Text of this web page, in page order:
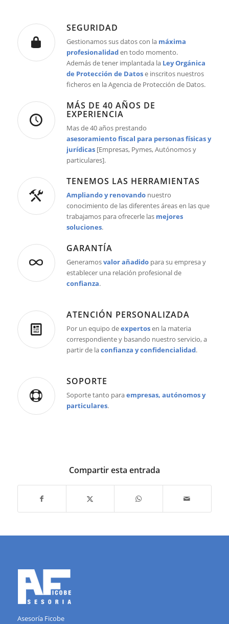
SEGURIDAD
Gestionamos sus datos con la máxima
profesionalidaden todo momento.
Además de tener implantada la Ley Orgánica
de Protección de Datose inscritos nuestros
ficheros en la Agencia de Protección de Datos.
MÁS DE 40 AÑOS DE
EXPERIENCIA
Mas de 40 años prestando
asesoramiento fiscal para personas físicas y
jurídicas [Empresas, Pymes, Autónomos y
particulares].
TENEMOS LAS HERRAMIENTAS
Ampliando y renovandonuestro
conocimiento de las diferentes áreas en las que
trabajamos para ofrecerle las mejores
soluciones.
GARANTÍA
Generamosvalor añadidopara su empresa y
establecer una relación profesional de
confianza.
ATENCIÓN PERSONALIZADA
Por un equipo deexpertosen la materia
correspondiente y basando nuestro servicio, a
partir de laconfianza y confidencialidad.
SOPORTE
Soporte tanto paraempresas, autónomos y
particulares.
Compartir esta entrada
Asesoría Ficobe